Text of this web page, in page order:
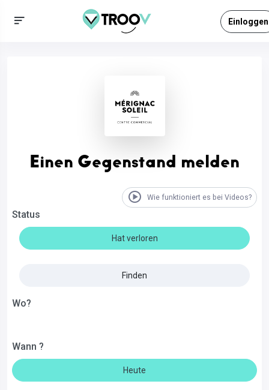
Einloggen
Einen Gegenstand melden
Wie funktioniert es bei Videos?
Status
Hat verloren
Finden
Wo?
Wann ?
Heute